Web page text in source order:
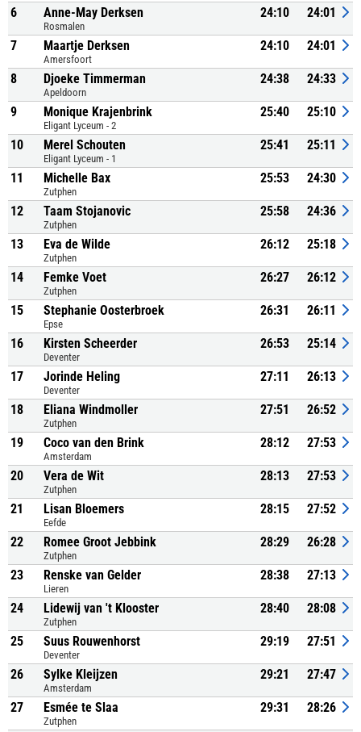
6 Anne-May Derksen
Rosmalen
24:10 24:01
7 Maartje Derksen
Amersfoort
24:10 24:01
8 Djoeke Timmerman
Apeldoorn
24:38 24:33
9 Monique Krajenbrink
Eligant Lyceum - 2
25:40 25:10
10 Merel Schouten
Eligant Lyceum - 1
25:41 25:11
11 Michelle Bax
Zutphen
25:53 24:30
12 Taam Stojanovic
Zutphen
25:58 24:36
13 Eva de Wilde
Zutphen
26:12 25:18
14 Femke Voet
Zutphen
26:27 26:12
15 Stephanie Oosterbroek
Epse
26:31 26:11
16 Kirsten Scheerder
Deventer
26:53 25:14
17 Jorinde Heling
Deventer
27:11 26:13
18 Eliana Windmoller
Zutphen
27:51 26:52
19 Coco van den Brink
Amsterdam
28:12 27:53
20 Vera de Wit
Zutphen
28:13 27:53
21 Lisan Bloemers
Eefde
28:15 27:52
22 Romee Groot Jebbink
Zutphen
28:29 26:28
23 Renske van Gelder
Lieren
28:38 27:13
24 Lidewij van 't Klooster
Zutphen
28:40 28:08
25 Suus Rouwenhorst
Deventer
29:19 27:51
26 Sylke Kleijzen
Amsterdam
29:21 27:47
27 Esmée te Slaa
Zutphen
29:31 28:26